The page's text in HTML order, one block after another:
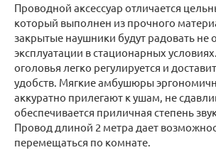
Проводной аксессуар отличается
который выполнен из прочного
закрытые наушники будут радовать не
эксплуатации в стационарных
оголовья легко регулируется и
удобств. Мягкие амбушюры
аккуратно прилегают к ушам, не
обеспечивается приличная степень
Провод длиной 2 метра дает
перемещаться по комнате.